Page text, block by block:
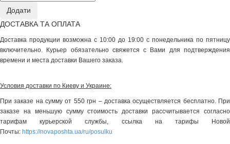
ДОСТАВКА ТА ОПЛАТА
Доставка продукции возможна с 10:00 до 19:00 с понедельника по пятницу
включительно. Курьер обязательно свяжется с Вами для подтверждения
времени и места доставки Вашего заказа.
Условия доставки по Киеву и Украине:
При заказе на сумму от 550 грн – доставка осуществляется бесплатно. При
заказе на меньшую сумму стоимость доставки рассчитывается согласно
тарифам курьерской службы, ссылка на тарифы Новой
Почты: https://novaposhta.ua/ru/posulku